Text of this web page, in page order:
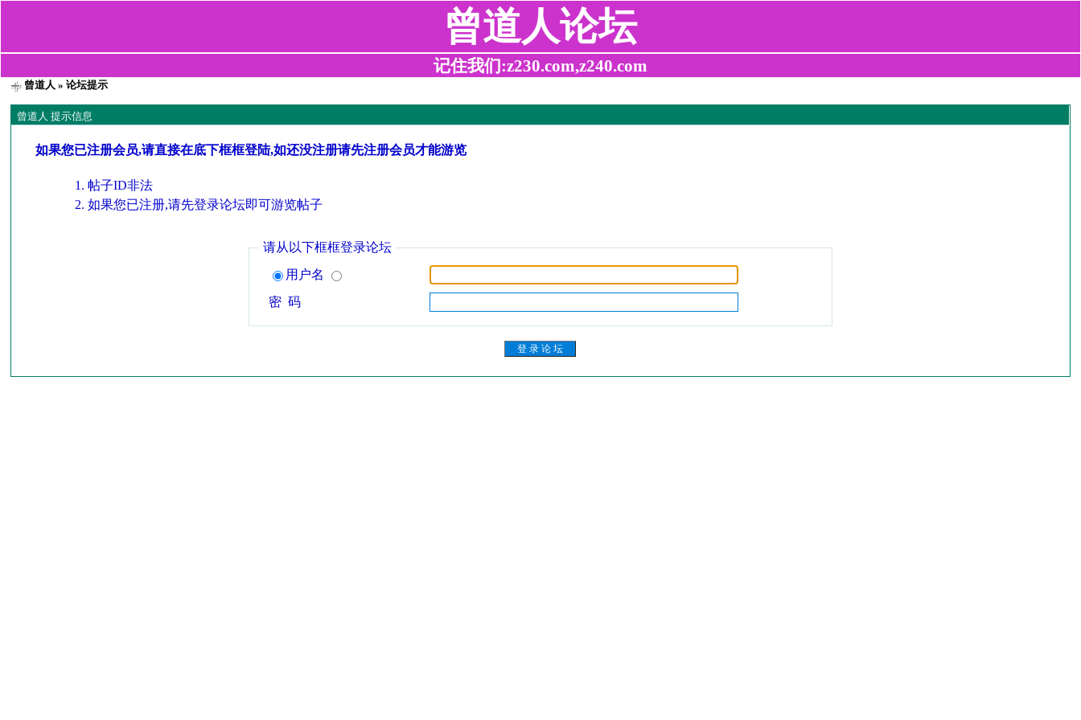
曾道人论坛
记住我们:z230.com,z240.com
曾道人 » 论坛提示
曾道人 提示信息
如果您已注册会员,请直接在底下框框登陆,如还没注册请先注册会员才能游览
帖子ID非法
如果您已注册,请先登录论坛即可游览帖子
请从以下框框登录论坛
用户名
密 码